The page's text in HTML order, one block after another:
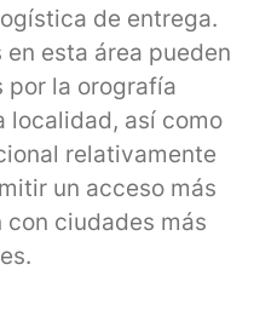
de entrega.
esta área pueden
por la orografía
localidad, así como
relativamente
un acceso más
ciudades más